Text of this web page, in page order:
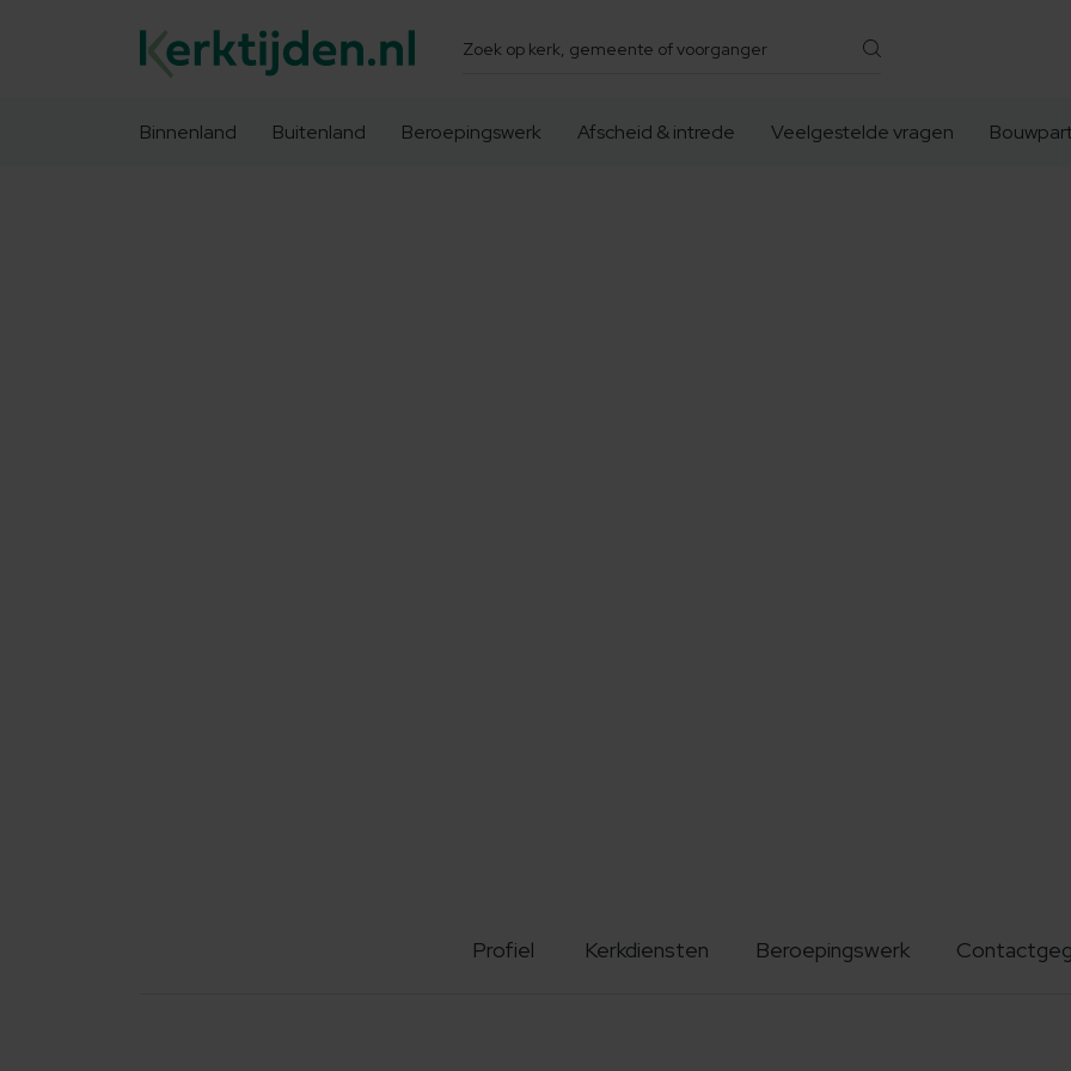
Zoeken
Binnenland Buitenland Beroepingswerk Afscheid & intrede Veelgestelde vragen
Profiel Kerkdiensten Beroepingswerk